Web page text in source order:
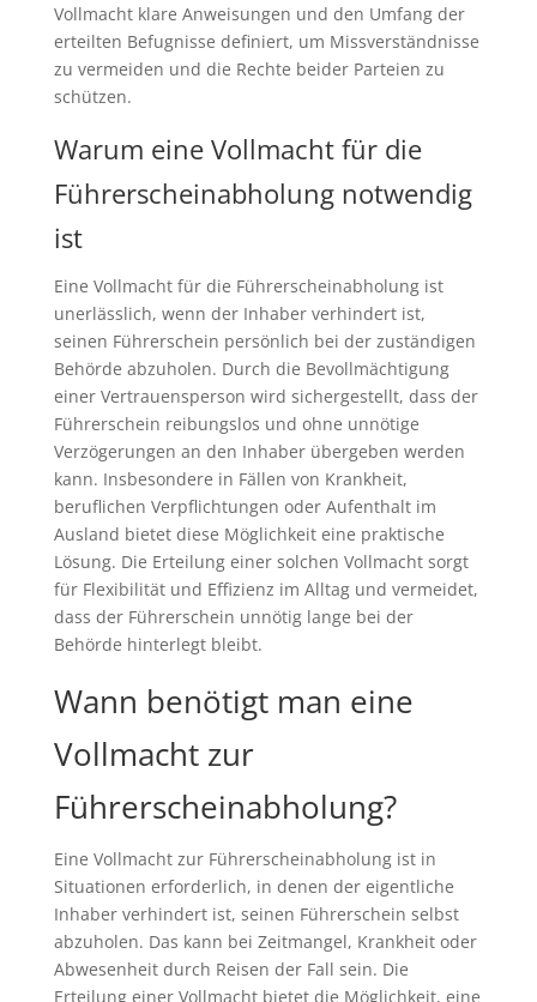
Vollmacht klare Anweisungen und den Umfang der
erteilten Befugnisse definiert, um Missverständnisse
zu vermeiden und die Rechte beider Parteien zu
schützen.
Warum eine Vollmacht für die
Führerscheinabholung notwendig
ist
Eine Vollmacht für die Führerscheinabholung ist
unerlässlich, wenn der Inhaber verhindert ist,
seinen Führerschein persönlich bei der zuständigen
Behörde abzuholen. Durch die Bevollmächtigung
einer Vertrauensperson wird sichergestellt, dass der
Führerschein reibungslos und ohne unnötige
Verzögerungen an den Inhaber übergeben werden
kann. Insbesondere in Fällen von Krankheit,
beruflichen Verpflichtungen oder Aufenthalt im
Ausland bietet diese Möglichkeit eine praktische
Lösung. Die Erteilung einer solchen Vollmacht sorgt
für Flexibilität und Effizienz im Alltag und vermeidet,
dass der Führerschein unnötig lange bei der
Behörde hinterlegt bleibt.
Wann benötigt man eine
Vollmacht zur
Führerscheinabholung?
Eine Vollmacht zur Führerscheinabholung ist in
Situationen erforderlich, in denen der eigentliche
Inhaber verhindert ist, seinen Führerschein selbst
abzuholen. Das kann bei Zeitmangel, Krankheit oder
Abwesenheit durch Reisen der Fall sein. Die
Erteilung einer Vollmacht bietet die Möglichkeit, eine